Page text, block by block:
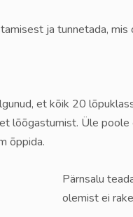
ja tunnetada,
et kõik 20
lõõgastumist. Üle
õppida.
Pärnsalu
olemist ei